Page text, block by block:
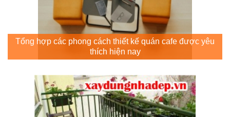
Tổng hợp các phong cách thiết kế quán cafe được yêu
thích hiện nay